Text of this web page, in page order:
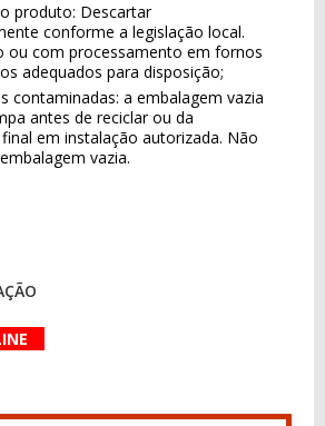
produto: Descartar
conforme a legislação local.
ou com processamento em fornos
adequados para disposição;
contaminadas: a embalagem vazia
antes de reciclar ou da
em instalação autorizada. Não
vazia.